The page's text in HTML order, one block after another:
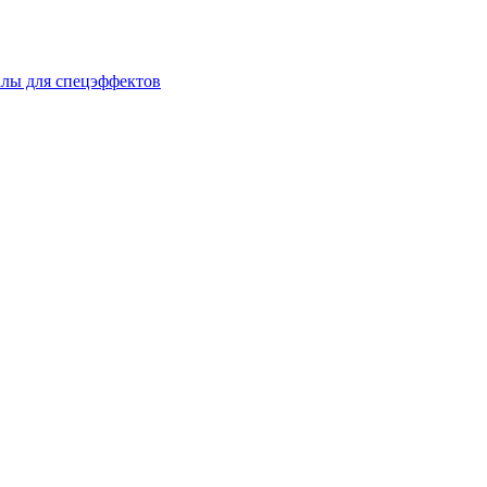
для спецэффектов